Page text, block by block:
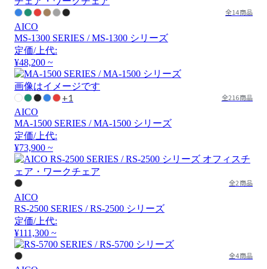
全14商品
AICO
MS-1300 SERIES / MS-1300 シリーズ
定価/上代:
¥48,200 ~
画像はイメージです
+1 全216商品
AICO
MA-1500 SERIES / MA-1500 シリーズ
定価/上代:
¥73,900 ~
全2商品
AICO
RS-2500 SERIES / RS-2500 シリーズ
定価/上代:
¥111,300 ~
全4商品